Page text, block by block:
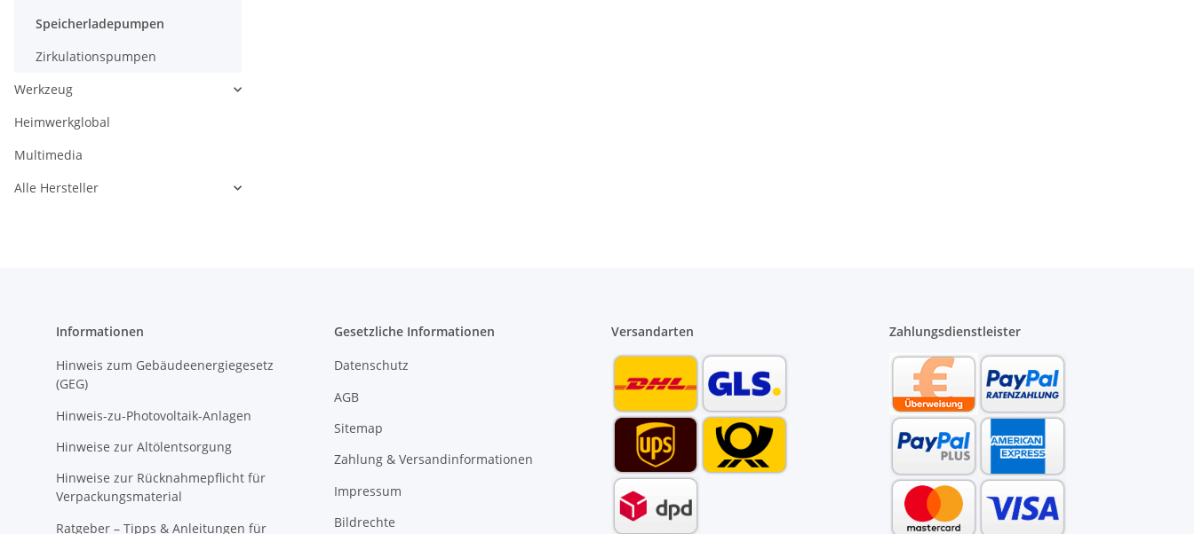
Speicherladepumpen
Zirkulationspumpen
Werkzeug
Heimwerkglobal
Multimedia
Alle Hersteller
Informationen
Hinweis zum Gebäudeenergiegesetz
(GEG)
Hinweis-zu-Photovoltaik-Anlagen
Hinweise zur Altölentsorgung
Hinweise zur Rücknahmepflicht für
Verpackungsmaterial
Ratgeber – Tipps & Anleitungen für
Gesetzliche Informationen
Datenschutz
AGB
Sitemap
Zahlung & Versandinformationen
Impressum
Bildrechte
Versandarten Zahlungsdienstleister